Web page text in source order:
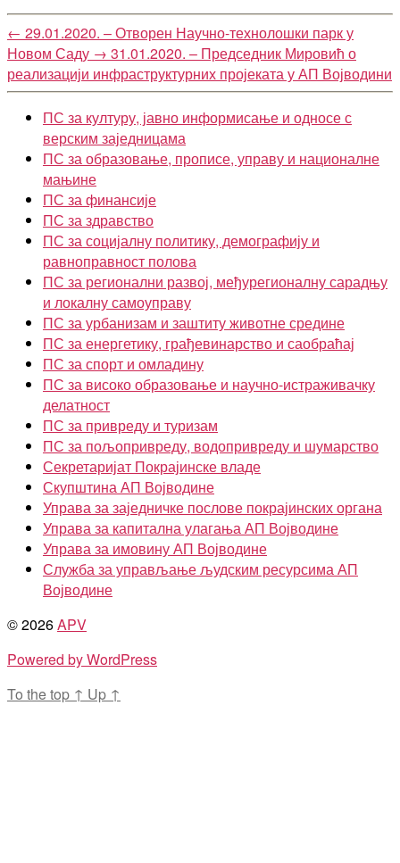
← 29.01.2020. – Отворен Научно-технолошки парк у
Новом Саду → 31.01.2020. – Председник Мировић о
реализацији инфраструктурних пројеката у АП Војводини
ПС за културу, јавно информисање и односе с
верским заједницама
ПС за образовање, прописе, управу и националне
мањине
ПС за финансије
ПС за здравство
ПС за социјалну политику, демографију и
равноправност полова
ПС за регионални развој, међурегионалну сарадњу
и локалну самоуправу
ПС за урбанизам и заштиту животне средине
ПС за енергетику, грађевинарство и саобраћај
ПС за спорт и омладину
ПС за високо образовање и научно-истраживачку
делатност
ПС за привреду и туризам
ПС за пољопривреду, водопривреду и шумарство
Секретаријат Покрајинске владе
Скупштина АП Војводине
Управа за заједничке послове покрајинских органа
Управа за капитална улагања АП Војводине
Управа за имовину АП Војводине
Служба за управљање људским ресурсима АП
Војводине
© 2026APV
Powered by WordPress
To the top ↑ Up ↑